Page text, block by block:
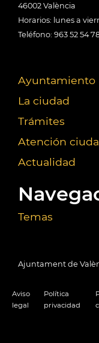
46002 València
Horarios: lunes a
Teléfono: 963 52 54
Ayuntamiento
La ciudad
Trámites
Atención
Actualidad
Temas
Ajuntament de
Aviso
legal
Política
privacidad